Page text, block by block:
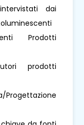
dai
Prodotti
prodotti
Progettazione